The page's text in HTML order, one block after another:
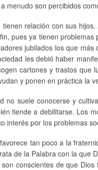
menudo son percibidos
relación con sus
pues ya tienen
jubilados los que
les debió haber
cartones y trastos
y ponen en práctica la
suele conocerse y
tiende a debilitarse. Los
interés por los problemas
tan poco a la
de la Palabra con la
conscientes de que